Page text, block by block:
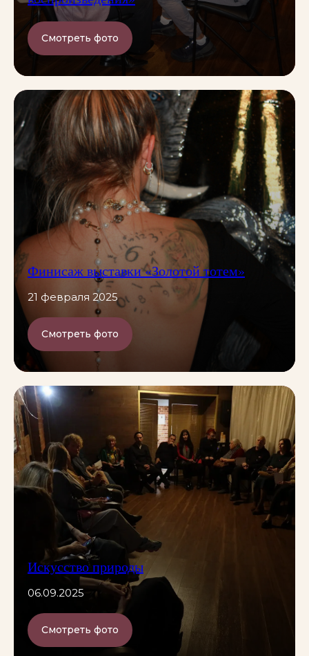
Смотреть фото
Финисаж выставки «Золотой тотем»
21 февраля 2025
Смотреть фото
Искусство природы
06.09.2025
Смотреть фото